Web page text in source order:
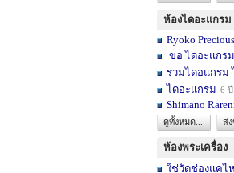
ห้องไดอะแกรม
Ryoko Precious
ขอ ไดอะแกรม
รวมไดอแกรม
ไดอะแกรม 6 ปี
Shimano
ดูทั้งหมด...
ส่
ห้องพระเครื่อง
ใช่วัดช่องแคไ